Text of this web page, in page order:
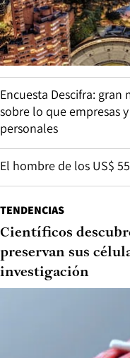
Encuesta Descifra:
sobre lo que empresas
personales
El hombre de los US$
TENDENCIAS
Científicos
preservan sus
investigación